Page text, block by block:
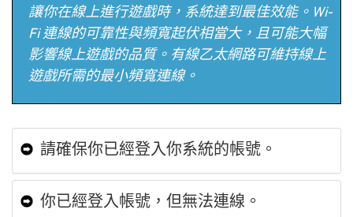
讓你在線上進行遊戲時，系統達到最佳效能。Wi-
Fi 連線的可靠性與頻寬起伏相當大，且可能大幅
影響線上遊戲的品質。有線乙太網路可維持線上
遊戲所需的最小頻寬連線。
請確保你已經登入你系統的帳號。
你已經登入帳號，但無法連線。